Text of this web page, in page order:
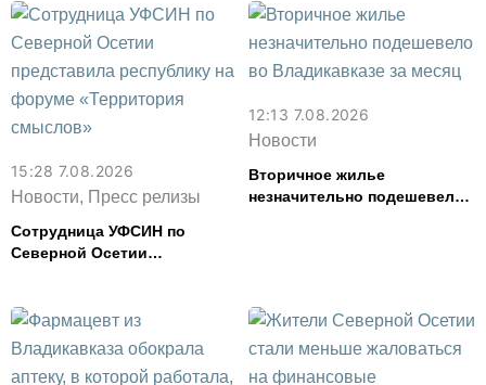
картофель
15:28 7.08.2026
Новости, Пресс релизы
Сотрудница УФСИН по
Северной Осетии
смыслов»
12:13 7.08.2026
Новости
Вторичное жилье
незначительно подешевело